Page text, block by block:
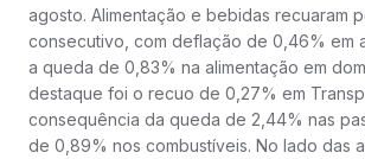
agosto. Alimentação e bebidas recuaram
consecutivo, com deflação de 0,46% em
a queda de 0,83% na alimentação em
destaque foi o recuo de 0,27% em
consequência da queda de 2,44% nas
de 0,89% nos combustíveis. No lado das